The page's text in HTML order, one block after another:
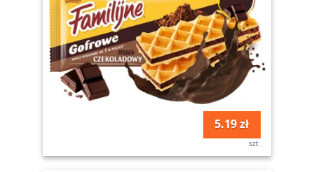
5.19 zł
szt